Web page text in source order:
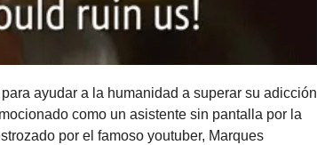
ayudar a la humanidad a superar su adicción
como un asistente sin pantalla por la
por el famoso youtuber, Marques